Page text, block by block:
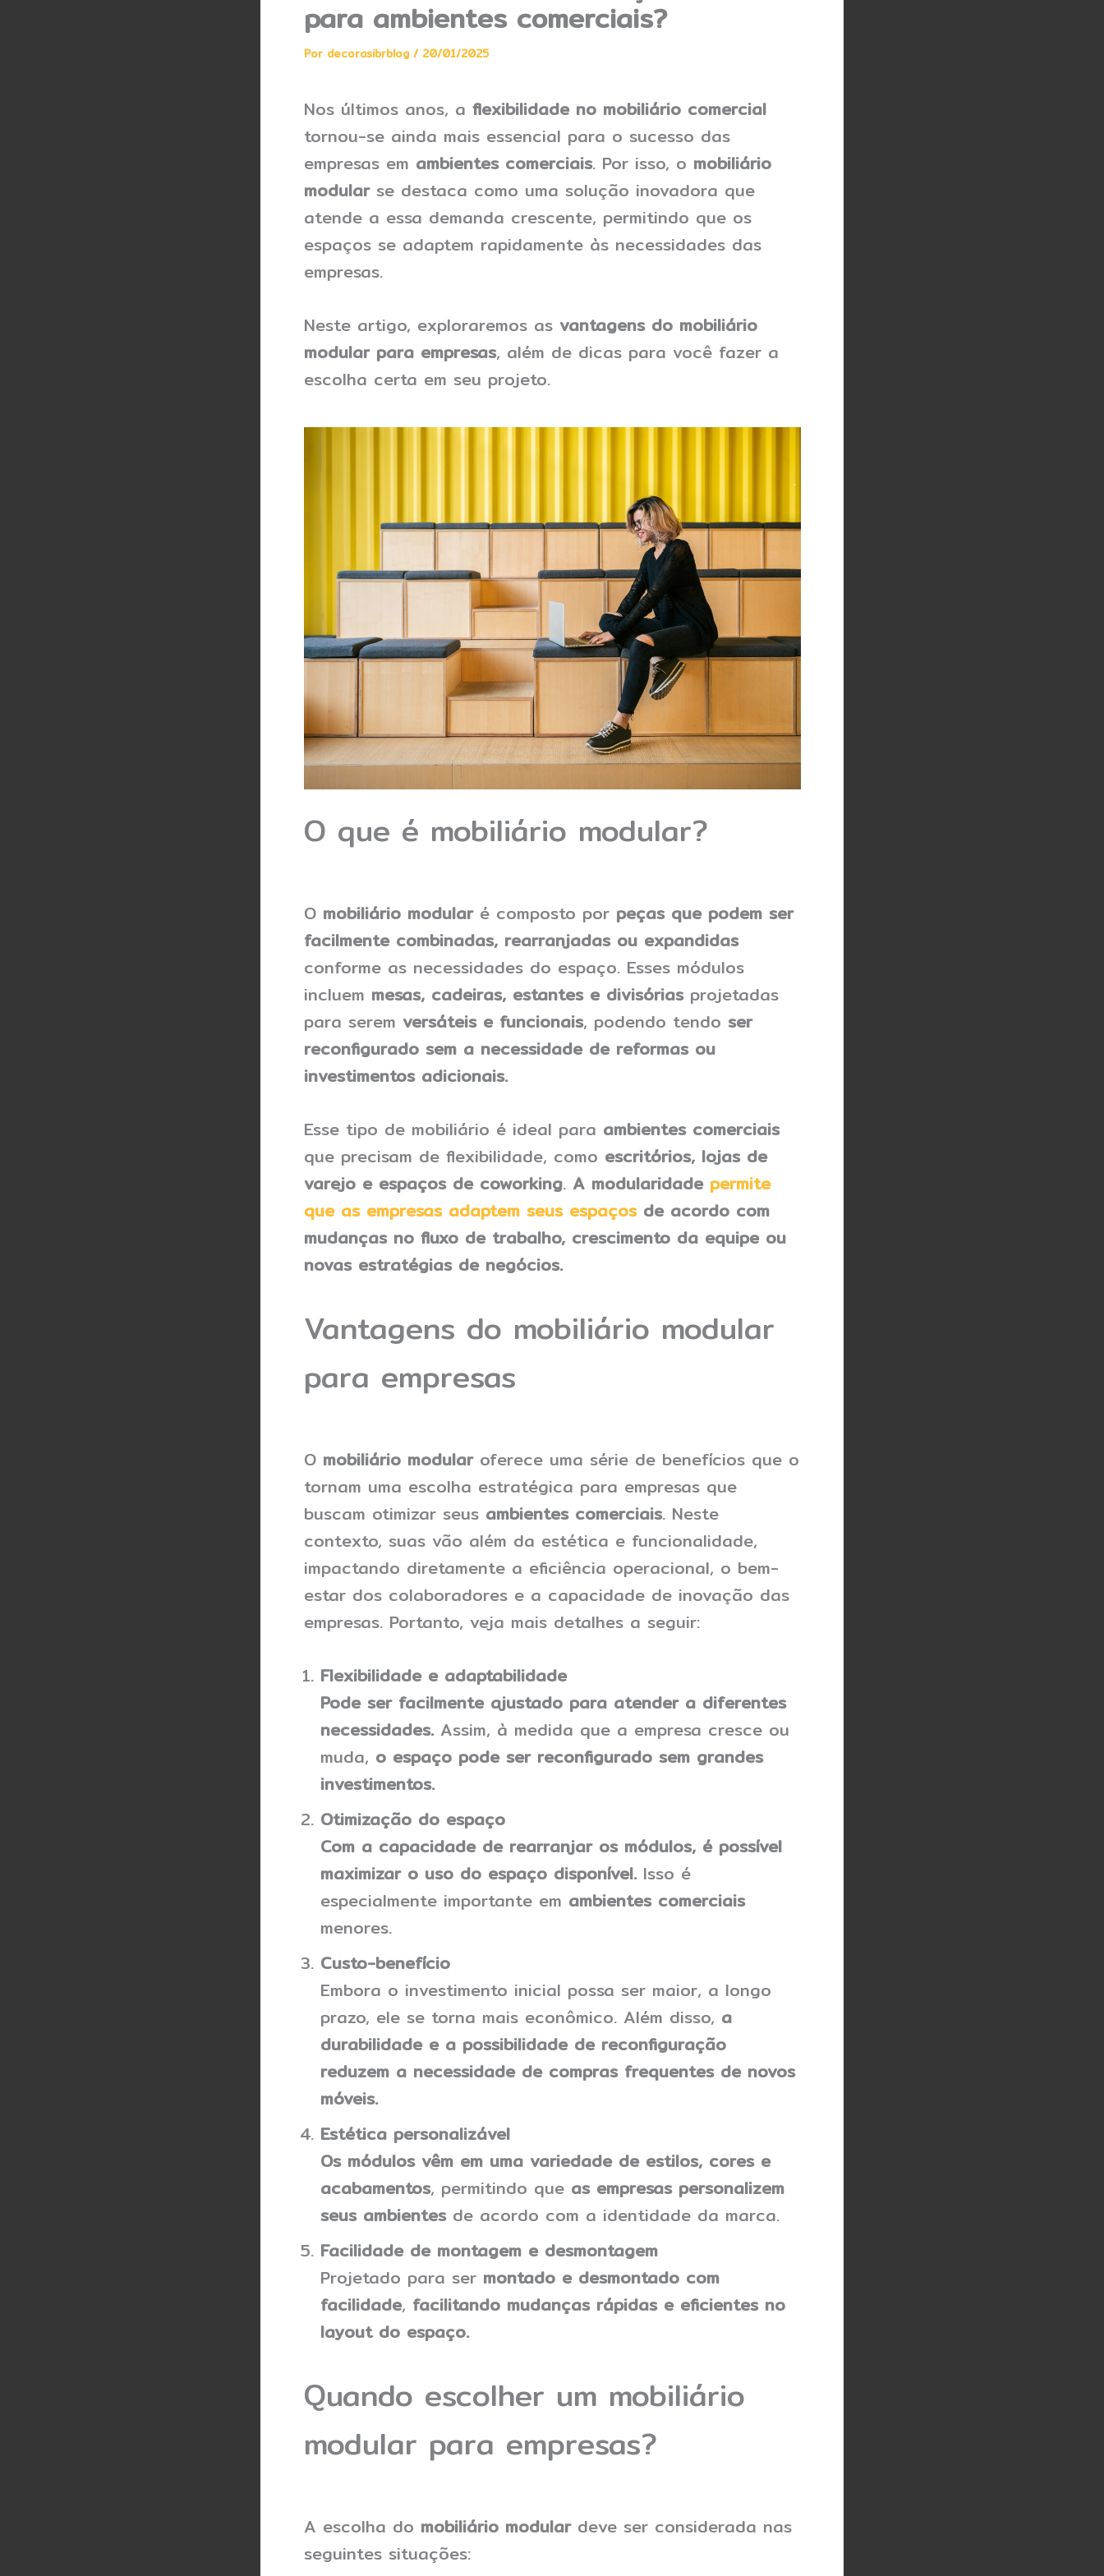
para ambientes comerciais?
Por decorasibrblog / 20/01/2025
Nos últimos anos, a flexibilidade no mobiliário comercial
tornou-se ainda mais essencial para o sucesso das
empresas em ambientes comerciais. Por isso, o mobiliário
modularse destaca como uma solução inovadora que
atende a essa demanda crescente, permitindo que os
espaços se adaptem rapidamente às necessidades das
empresas.
Neste artigo, exploraremos as vantagens do mobiliário
modular para empresas, além de dicas para você fazer a
escolha certa em seu projeto.
O que é mobiliário modular?
O mobiliário modularé composto por peças que podem ser
facilmente combinadas, rearranjadas ou expandidas
conforme as necessidades do espaço. Esses módulos
incluem mesas, cadeiras, estantes e divisóriasprojetadas
para serem versáteis e funcionais, podendo tendo ser
reconfigurado sem a necessidade de reformas ou
investimentos adicionais.
Esse tipo de mobiliário é ideal para ambientes comerciais
que precisam de flexibilidade, como escritórios, lojas de
varejo e espaços de coworking. A modularidade permite
que as empresas adaptem seus espaçosde acordo com
mudanças no fluxo de trabalho, crescimento da equipe ou
novas estratégias de negócios.
Vantagens do mobiliário modular
para empresas
O mobiliário modularoferece uma série de benefícios que o
tornam uma escolha estratégica para empresas que
buscam otimizar seus ambientes comerciais. Neste
contexto, suas vão além da estética e funcionalidade,
impactando diretamente a eficiência operacional, o bem-
estar dos colaboradores e a capacidade de inovação das
empresas. Portanto, veja mais detalhes a seguir:
Flexibilidade e adaptabilidade
Pode ser facilmente ajustado para atender a diferentes
necessidades.Assim, à medida que a empresa cresce ou
muda, o espaço pode ser reconfigurado sem grandes
investimentos.
Otimização do espaço
Com a capacidade de rearranjar os módulos, é possível
maximizar o uso do espaço disponível.Isso é
especialmente importante em ambientes comerciais
menores.
Custo-benefício
Embora o investimento inicial possa ser maior, a longo
prazo, ele se torna mais econômico. Além disso, a
durabilidade e a possibilidade de reconfiguração
reduzem a necessidade de compras frequentes de novos
móveis.
Estética personalizável
Os módulos vêm em uma variedade de estilos, cores e
acabamentos, permitindo que as empresas personalizem
seus ambientesde acordo com a identidade da marca.
Facilidade de montagem e desmontagem
Projetado para ser montado e desmontado com
facilidade, facilitando mudanças rápidas e eficientes no
layout do espaço.
Quando escolher um mobiliário
modular para empresas?
A escolha do mobiliário modulardeve ser considerada nas
seguintes situações: